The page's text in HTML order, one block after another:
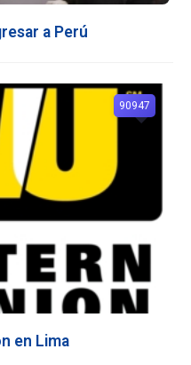
a Perú
en Lima
90947